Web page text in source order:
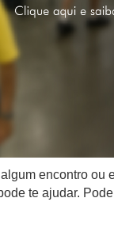
encontro ou
te ajudar.